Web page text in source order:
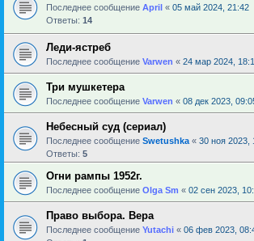
Последнее сообщение April « 05 май 2024, 21:42
Ответы: 14
Леди-ястреб
Последнее сообщение Varwen « 24 мар 2024,
Три мушкетера
Последнее сообщение Varwen « 08 дек 2023,
Небесный суд (сериал)
Последнее сообщение Swetushka « 30 ноя 2023,
Ответы: 5
Огни рампы 1952г.
Последнее сообщение Olga Sm « 02 сен 2023,
Право выбора. Вера
Последнее сообщение Yutachi « 06 фев 2023,